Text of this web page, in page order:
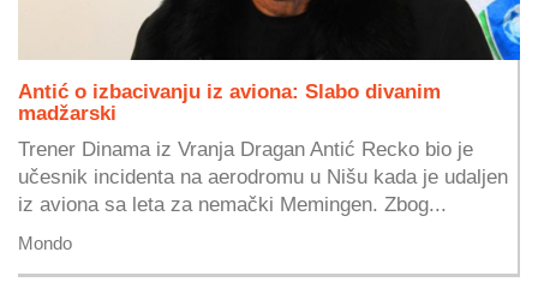
Antić o izbacivanju iz aviona: Slabo divanim
madžarski
Trener Dinama iz Vranja Dragan Antić Recko bio je
učesnik incidenta na aerodromu u Nišu kada je udaljen
iz aviona sa leta za nemački Memingen. Zbog...
Mondo